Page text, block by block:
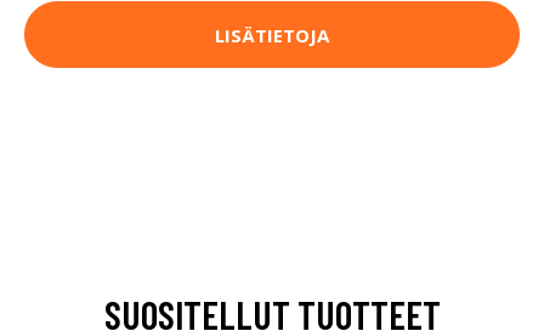
LISÄTIETOJA
SUOSITELLUT TUOTTEET